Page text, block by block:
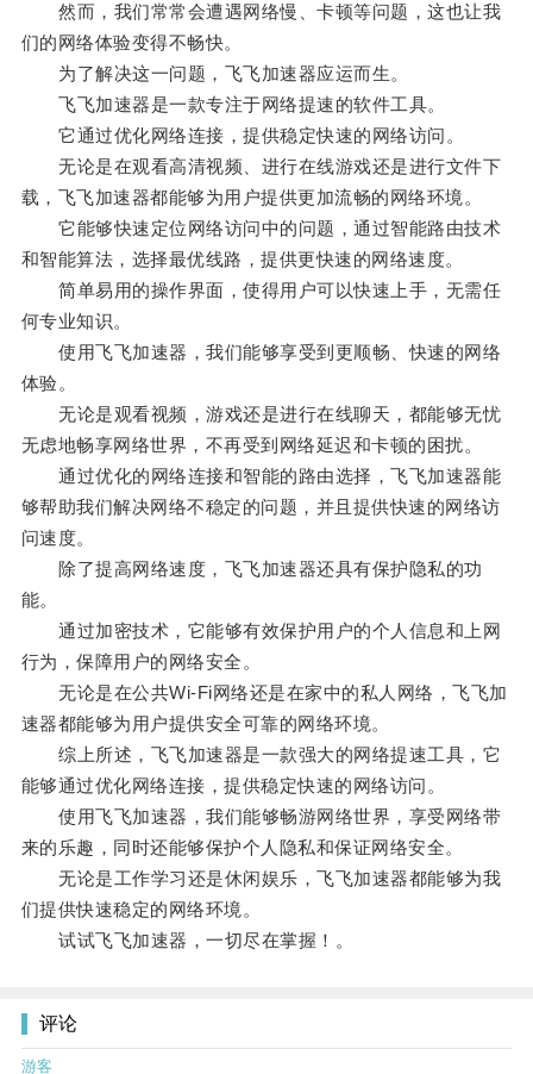
然而，我们常常会遭遇网络慢、卡顿等问题，这也让我
们的网络体验变得不畅快。
为了解决这一问题，飞飞加速器应运而生。
飞飞加速器是一款专注于网络提速的软件工具。
它通过优化网络连接，提供稳定快速的网络访问。
无论是在观看高清视频、进行在线游戏还是进行文件下
载，飞飞加速器都能够为用户提供更加流畅的网络环境。
它能够快速定位网络访问中的问题，通过智能路由技术
和智能算法，选择最优线路，提供更快速的网络速度。
简单易用的操作界面，使得用户可以快速上手，无需任
何专业知识。
使用飞飞加速器，我们能够享受到更顺畅、快速的网络
体验。
无论是观看视频，游戏还是进行在线聊天，都能够无忧
无虑地畅享网络世界，不再受到网络延迟和卡顿的困扰。
通过优化的网络连接和智能的路由选择，飞飞加速器能
够帮助我们解决网络不稳定的问题，并且提供快速的网络访
问速度。
除了提高网络速度，飞飞加速器还具有保护隐私的功
能。
通过加密技术，它能够有效保护用户的个人信息和上网
行为，保障用户的网络安全。
无论是在公共Wi-Fi网络还是在家中的私人网络，飞飞加
速器都能够为用户提供安全可靠的网络环境。
综上所述，飞飞加速器是一款强大的网络提速工具，它
能够通过优化网络连接，提供稳定快速的网络访问。
使用飞飞加速器，我们能够畅游网络世界，享受网络带
来的乐趣，同时还能够保护个人隐私和保证网络安全。
无论是工作学习还是休闲娱乐，飞飞加速器都能够为我
们提供快速稳定的网络环境。
试试飞飞加速器，一切尽在掌握！。
评论
游客